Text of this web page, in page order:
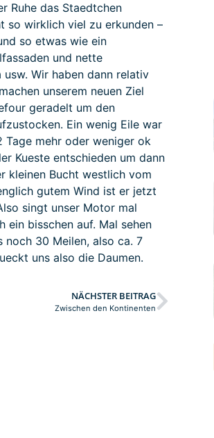
Ruhe das Staedtchen
so wirklich viel zu erkunden –
so etwas wie ein
und nette
Wir haben dann relativ
unserem neuen Ziel
geradelt um den
Ein wenig Eile war
Tage mehr oder weniger ok
Kueste entschieden um dann
kleinen Bucht westlich vom
gutem Wind ist er jetzt
singt unser Motor mal
ein bisschen auf. Mal sehen
noch 30 Meilen, also ca. 7
uns also die Daumen.
NÄCHSTER BEITRAG
Zwischen den Kontinenten